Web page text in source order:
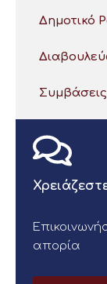
Δημοτικό
απορία